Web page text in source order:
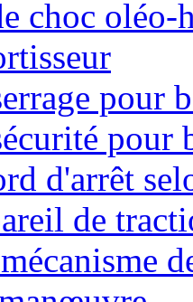
choc oléo-
pour
pour
d'arrêt
de